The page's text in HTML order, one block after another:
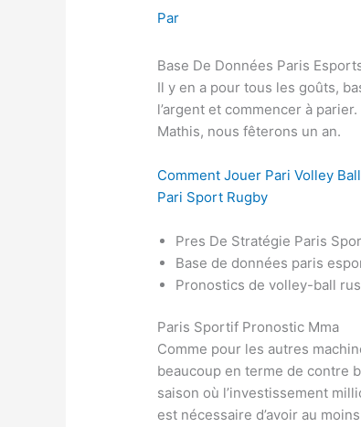
Par
Base De Données Paris
Il y en a pour tous les goûts,
l’argent et commencer à
Mathis, nous fêterons un an.
Comment Jouer Pari Volley Ball
Pari Sport Rugby
Pres De Stratégie Paris
Base de données paris
Pronostics de volley-ball
Paris Sportif Pronostic Mma
Comme pour les autres
beaucoup en terme de contre
saison où l’investissement
est nécessaire d’avoir au